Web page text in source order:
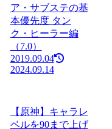
ア・サブステの基
本優先度 タン
ク・ヒーラー編
（7.0）
2019.09.04
2024.09.14
【原神】キャラレ
ベルを90まで上げ